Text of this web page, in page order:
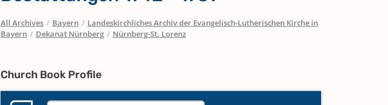
All Archives / Bayern / Landeskirchliches Archiv der Evangelisch-Lutherischen Kirche in
Bayern / Dekanat Nürnberg / Nürnberg-St. Lorenz
Church Book Profile